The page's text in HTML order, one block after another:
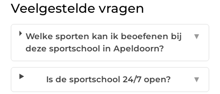
Veelgestelde vragen
Welke sporten kan ik beoefenen bij
deze sportschool in Apeldoorn?
▼
Is de sportschool 24/7 open? ▼